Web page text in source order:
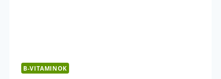
B-VITAMINOK